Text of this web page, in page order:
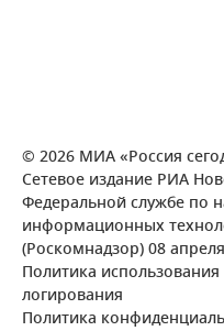
© 2026 МИА «Россия
Сетевое издание РИА
Федеральной службе по
информационных
(Роскомнадзор) 08
Политика
логирования
Политика